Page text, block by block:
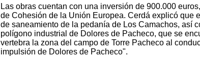
Las obras cuentan con una inversión de 900.000
de Cohesión de la Unión Europea. Cerdá explicó que
de saneamiento de la pedanía de Los Camachos, así
polígono industrial de Dolores de Pacheco, que se
vertebra la zona del campo de Torre Pacheco al
impulsión de Dolores de Pacheco".